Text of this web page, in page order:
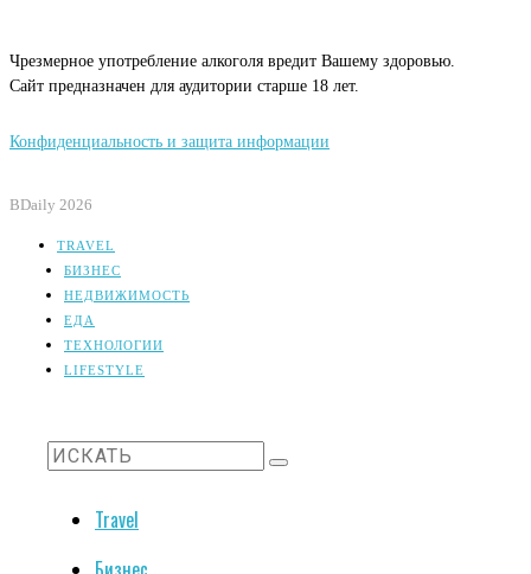
Чрезмерное употребление алкоголя вредит Вашему здоровью.
Сайт предназначен для аудитории старше 18 лет.
Конфиденциальность и защита информации
BDaily 2026
TRAVEL
БИЗНЕС
НЕДВИЖИМОСТЬ
ЕДА
ТЕХНОЛОГИИ
LIFESTYLE
Travel